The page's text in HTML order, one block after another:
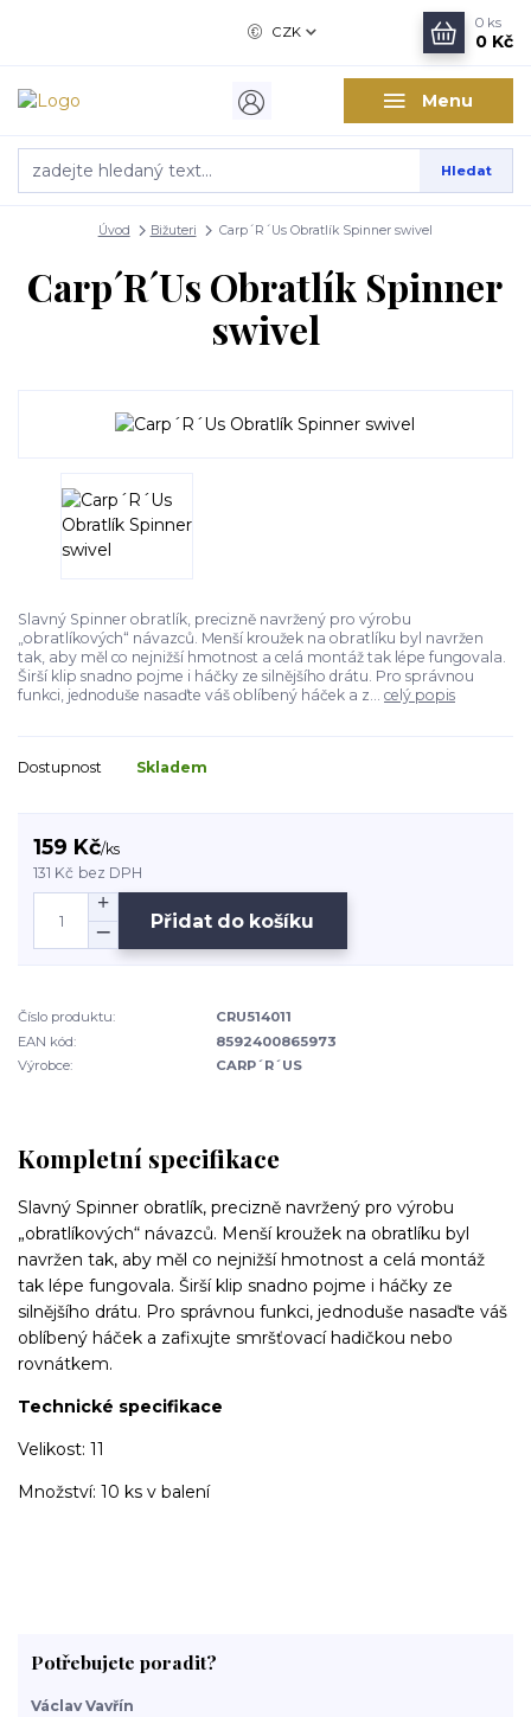
Menu
CZK
Hledat
0 ks
0 Kč
Úvod Bižuteri Carp´R´Us Obratlík Spinner swivel
Carp´R´Us Obratlík Spinner
swivel
Slavný Spinner obratlík, precizně navržený pro výrobu
„obratlíkových“ návazců. Menší kroužek na obratlíku byl navržen
tak, aby měl co nejnižší hmotnost a celá montáž tak lépe fungovala.
Širší klip snadno pojme i háčky ze silnějšího drátu. Pro správnou
funkci, jednoduše nasaďte váš oblíbený háček a z... celý popis
Dostupnost Skladem
159 Kč/ks
131 Kč bez DPH
Přidat do košíku
Číslo produktu:
CRU514011
EAN kód:
8592400865973
Výrobce:
CARP´R´US
Kompletní specifikace
Slavný Spinner obratlík, precizně navržený pro výrobu
„obratlíkových“ návazců. Menší kroužek na obratlíku byl
navržen tak, aby měl co nejnižší hmotnost a celá montáž
tak lépe fungovala. Širší klip snadno pojme i háčky ze
silnějšího drátu. Pro správnou funkci, jednoduše nasaďte váš
oblíbený háček a zafixujte smršťovací hadičkou nebo
rovnátkem.
Technické specifikace
Velikost: 11
Množství: 10 ks v balení
Potřebujete poradit?
Václav Vavřín